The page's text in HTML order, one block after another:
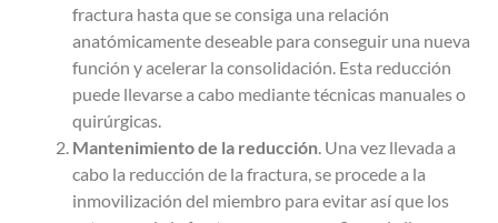
fractura hasta que se consiga una relación
anatómicamente deseable para conseguir una nueva
función y acelerar la consolidación. Esta reducción
puede llevarse a cabo mediante técnicas manuales o
quirúrgicas.
Mantenimiento de la reducción. Una vez llevada a
cabo la reducción de la fractura, se procede a la
inmovilización del miembro para evitar así que los